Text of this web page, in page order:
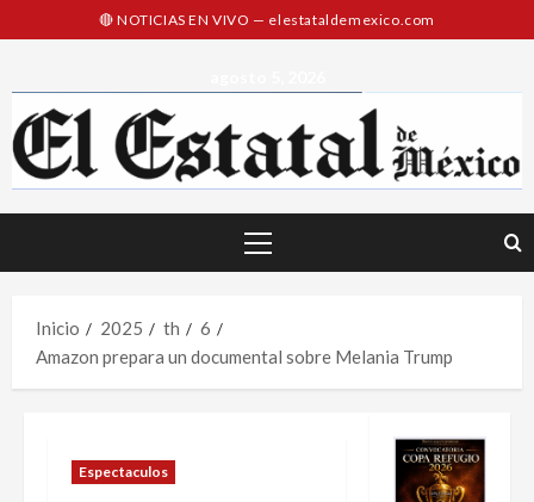
al
Menú
Inicio 2025 th
6
Amazon prepara un documental sobre Melania Trump
Espectaculos